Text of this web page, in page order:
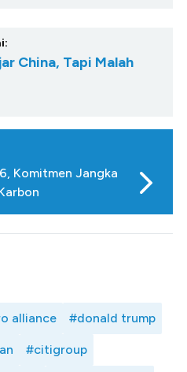
China, Tapi Malah
Komitmen Jangka
alliance #donald trump
#citigroup